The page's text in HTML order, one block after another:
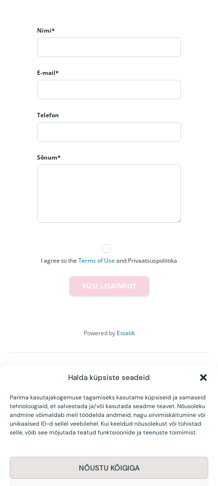
Halda küpsiste seadeid
Parima kasutajakogemuse tagamiseks kasutame küpsiseid ja sarnaseid
tehnoloogiaid, et salvestada ja/või kasutada seadme teavet. Nõusoleku
andmine võimaldab meil töödelda andmeid, nagu sirvimiskäitumine või
unikaalsed ID-d sellel veebilehel. Kui keeldud nõusolekust või tühistad
selle, võib see mõjutada teatud funktsioonide ja teenuste toimimist.
NÕUSTU KÕIGIGA
Nimi*
E-mail*
Telefon
Sõnum*
I agree to the Terms of Useand Privaatsuspoliitika
KÜSI LISAINFOT
Powered by Estatik
JANTEX KINNISVA OÜ | Jaanika Pool |
+372 568 969 52 |jaanika@jantexkinnisvara.ee